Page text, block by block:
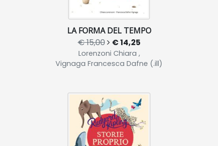
LA FORMA DEL TEMPO
€ 15,00 € 14,25
Lorenzoni Chiara ,
Vignaga Francesca Dafne (.ill)